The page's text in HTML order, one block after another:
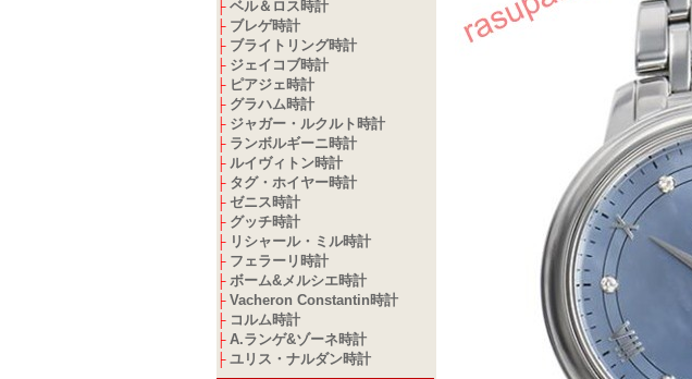
├ ベル＆ロス時計
├ ブレゲ時計
├ ブライトリング時計
├ ジェイコブ時計
├ ピアジェ時計
├ グラハム時計
├ ジャガー・ルクルト時計
├ ランボルギーニ時計
├ ルイヴィトン時計
├ タグ・ホイヤー時計
├ ゼニス時計
├ グッチ時計
├ リシャール・ミル時計
├ フェラーリ時計
├ ボーム&メルシエ時計
├ Vacheron Constantin時計
├ コルム時計
├ A.ランゲ&ゾーネ時計
├ ユリス・ナルダン時計